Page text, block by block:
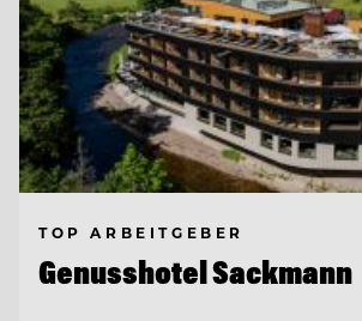
TOP ARBEITGEBER
Genusshotel Sackmann